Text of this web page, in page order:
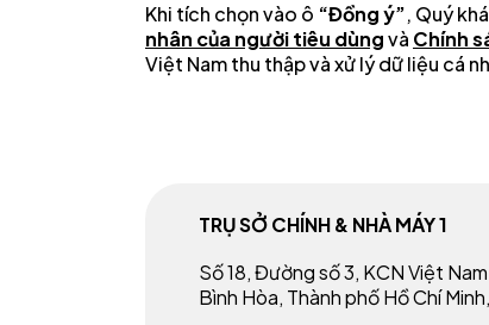
Khi tích chọn vào ô “Đồng ý”, Quý
nhân của người tiêu dùngvà Chính
Việt Nam thu thập và xử lý dữ liệu cá
TRỤ SỞ CHÍNH & NHÀ MÁY 1
Số 18, Đường số 3, KCN Việt
Bình Hòa, Thành phố Hồ Chí